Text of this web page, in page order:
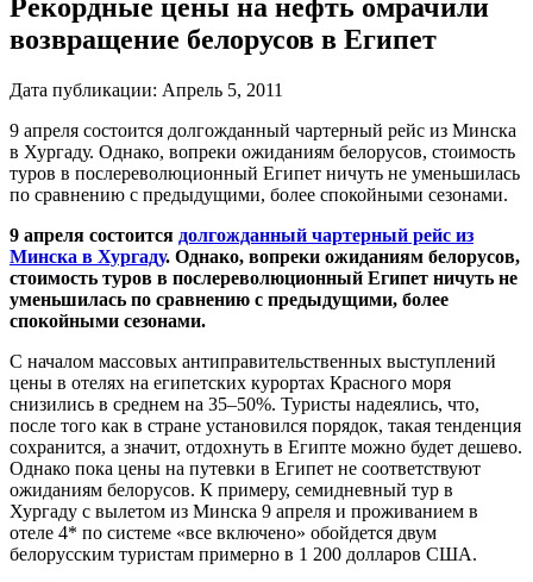
Рекордные цены на нефть омрачили
возвращение белорусов в Египет
Дата публикации: Апрель 5, 2011
9 апреля состоится долгожданный чартерный рейс из Минска
в Хургаду. Однако, вопреки ожиданиям белорусов, стоимость
туров в послереволюционный Египет ничуть не уменьшилась
по сравнению с предыдущими, более спокойными сезонами.
9 апреля состоится долгожданный чартерный рейс из
Минска в Хургаду. Однако, вопреки ожиданиям белорусов,
стоимость туров в послереволюционный Египет ничуть не
уменьшилась по сравнению с предыдущими, более
спокойными сезонами.
С началом массовых антиправительственных выступлений
цены в отелях на египетских курортах Красного моря
снизились в среднем на 35–50%. Туристы надеялись, что,
после того как в стране установился порядок, такая тенденция
сохранится, а значит, отдохнуть в Египте можно будет дешево.
Однако пока цены на путевки в Египет не соответствуют
ожиданиям белорусов. К примеру, семидневный тур в
Хургаду с вылетом из Минска 9 апреля и проживанием в
отеле 4* по системе «все включено» обойдется двум
белорусским туристам примерно в 1 200 долларов США.